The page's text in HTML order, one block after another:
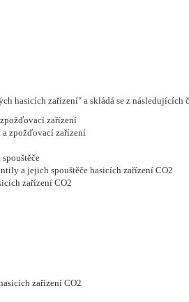
hasicích zařízení" a skládá se z následujících
zařízení
a zpožďovací zařízení
a jejich spouštěče hasicích zařízení CO2
zařízení CO2
zařízení CO2